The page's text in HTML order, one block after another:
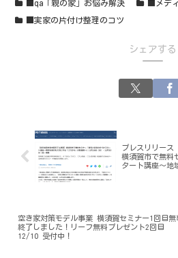
■qa「親の家」お悩み解決 ■メデ
■実家の片付け整理のコツ
シェアする
プレスリリース
横須賀市で無料
タート講座～地
空き家対策モデル事業 横須賀セミナー1回目無
終了しました！リーフ無料プレゼント2回目
12/10 受付中！